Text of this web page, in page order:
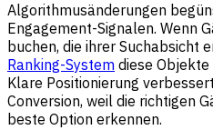
Algorithmusänderungen
Engagement-Signalen. Wenn
buchen, die ihrer Suchabsicht
Ranking-System diese
Klare Positionierung
Conversion, weil die richtigen
beste Option erkennen.